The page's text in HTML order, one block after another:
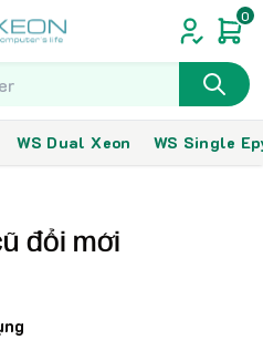
0
WS Dual Xeon WS Single
đổi mới